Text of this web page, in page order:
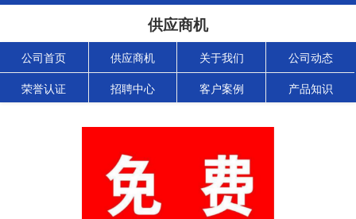
供应商机
公司首页 供应商机 关于我们 公司动态
荣誉认证 招聘中心 客户案例 产品知识